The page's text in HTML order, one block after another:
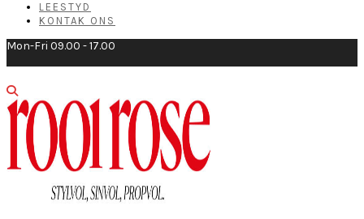
LEESTYD
KONTAK ONS
Mon-Fri 09.00 - 17.00